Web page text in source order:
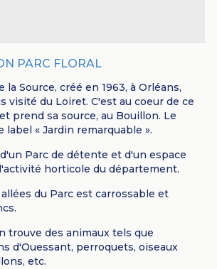
PARC FLORAL
la Source, créé en 1963, à Orléans,
visité du Loiret. C'est au coeur de ce
prend sa source, au Bouillon. Le
label « Jardin remarquable ».
Parc de détente et d'un espace
horticole du département.
du Parc est carrossable et
trouve des animaux tels que
d'Ouessant, perroquets, oiseaux
etc.